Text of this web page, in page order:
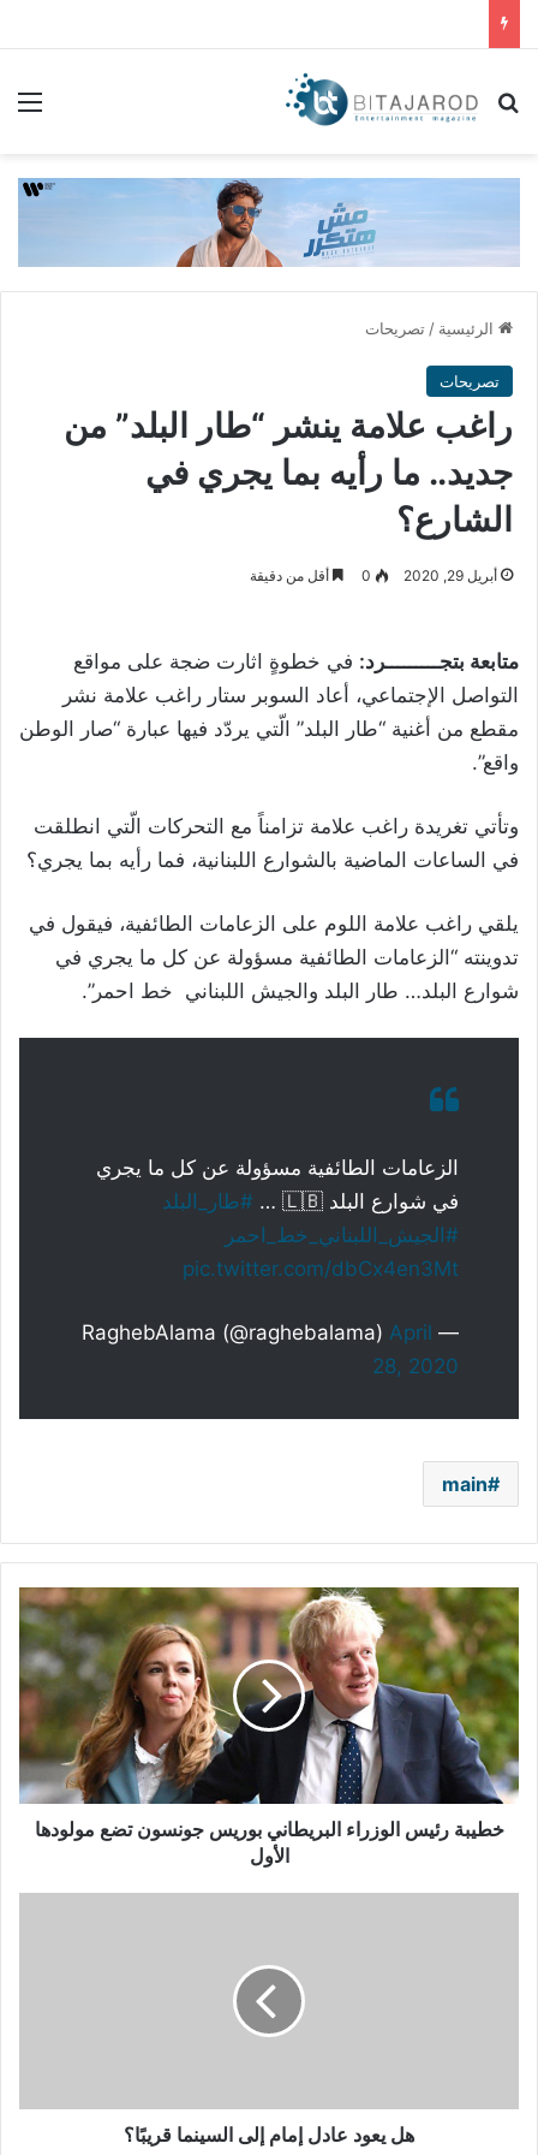
بحث عن
الرئيسية / تصريحات
تصريحات
راغب علامة ينشر “طار البلد” من
جديد.. ما رأيه بما يجري في
الشارع؟
أبريل 29, 2020 0 أقل من دقيقة
متابعة بتجـــــــــرد: في خطوةٍ اثارت ضجة على مواقع
التواصل الإجتماعي، أعاد السوبر ستار راغب علامة نشر
مقطع من أغنية “طار البلد” الّتي يردّد فيها عبارة “صار الوطن
واقع”.
وتأتي تغريدة راغب علامة تزامناً مع التحركات الّتي انطلقت
في الساعات الماضية بالشوارع اللبنانية، فما رأيه بما يجري؟
يلقي راغب علامة اللوم على الزعامات الطائفية، فيقول في
تدوينته “الزعامات الطائفية مسؤولة عن كل ما يجري في
شوارع البلد… طار البلد والجيش اللبناني خط احمر”.
الزعامات الطائفية مسؤولة عن كل ما يجري
في شوارع البلد 🇱🇧 …
#طار_البلد
#الجيش_اللبناني_خط_احمر
pic.twitter.com/dbCx4en3Mt
— RaghebAlama (@raghebalama)
April
28, 2020
main
خطيبة
رئيس
الوزراء
البريطاني
بوريس
جونسون
تضع
مولودها
الأول
خطيبة رئيس الوزراء البريطاني بوريس جونسون تضع مولودها
الأول
هل يعود عادل إمام إلى السينما قريبًا؟